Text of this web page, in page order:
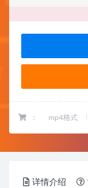
： mp4格式
详情介绍